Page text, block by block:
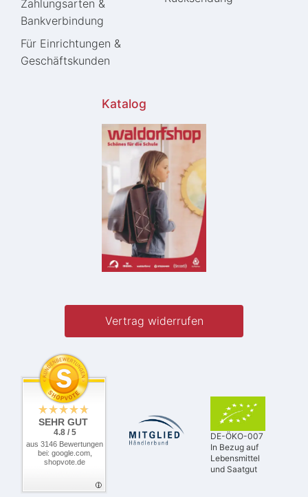
Zahlungsarten &
Bankverbindung
Für Einrichtungen &
Geschäftskunden
Katalog
Vertrag widerrufen
SEHR GUT
4.8 / 5
aus 3146 Bewertungen
bei: google.com,
shopvote.de
DE-ÖKO-007
In Bezug auf
Lebensmittel
und Saatgut